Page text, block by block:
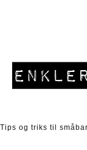
Tips og triks til